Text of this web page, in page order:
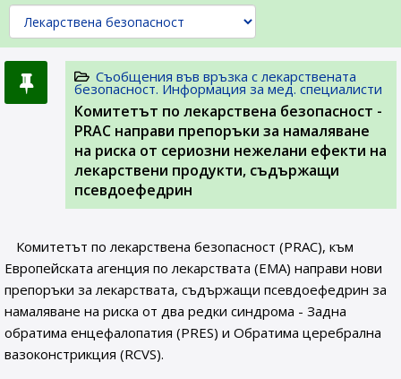
Съобщения във връзка с лекарствената
безопасност. Информация за мед. специалисти
Комитетът по лекарствена безопасност -
PRAC направи препоръки за намаляване
на риска от сериозни нежелани ефекти на
лекарствени продукти, съдържащи
псевдоефедрин
Комитетът по лекарствена безопасност (PRAC), към
Европейската агенция по лекарствата (ЕМА) направи нови
препоръки за лекарствата, съдържащи псевдоефедрин за
намаляване на риска от два редки синдрома - Задна
обратима енцефалопатия (PRES) и Обратима церебрална
вазоконстрикция (RCVS).